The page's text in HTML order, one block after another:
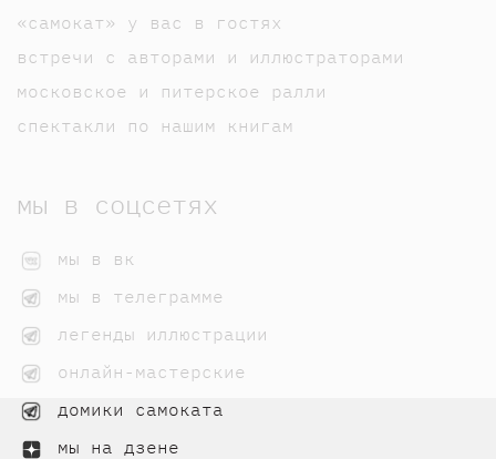
«самокат» у вас в гостях
встречи с авторами и иллюстраторами
московское и питерское ралли
спектакли по нашим книгам
мы в соцсетях
мы в вк
мы в телеграмме
легенды иллюстрации
онлайн-мастерские
домики самоката
мы на дзене